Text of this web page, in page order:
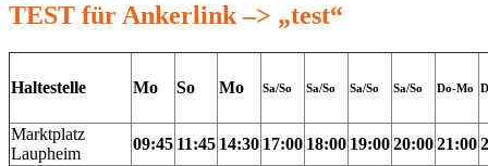
TEST für Ankerlink –> „test“
Haltestelle Mo So Mo Sa/So Sa/So Sa/So Sa/So Do-Mo
Marktplatz
Laupheim
09:45 11:45 14:30 17:00 18:00 19:0020:0021:00